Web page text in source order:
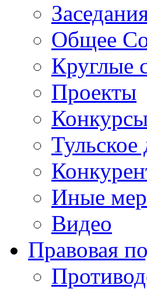
Общее
Круглые
Проекты
Тульское
Иные
Видео
Правовая